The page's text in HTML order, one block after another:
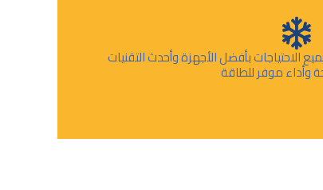
الاحتياجات بأفضل الأجهزة وأحدث التقنيات
وأداء موفر للطاقة